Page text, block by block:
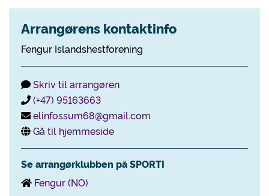
Arrangørens kontaktinfo
Fengur Islandshestforening
Skriv til arrangøren
(+47) 95163663
elinfossum68@gmail.com
Gå til hjemmeside
Se arrangørklubben på SPORTI
Fengur (NO)